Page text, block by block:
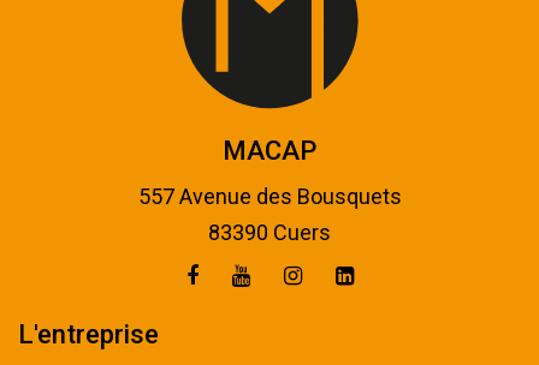
MACAP
557 Avenue des Bousquets
83390 Cuers
L'entreprise